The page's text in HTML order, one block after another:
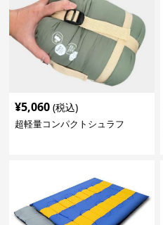
¥5,060 (税込)
超軽量コンパクトシュラフ